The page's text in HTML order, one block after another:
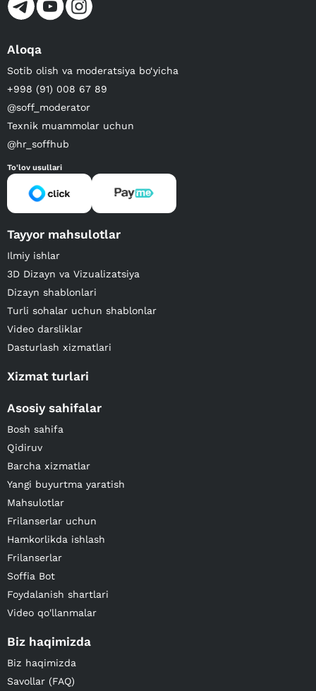
Aloqa
Sotib olish va moderatsiya bo‘yicha
+998 (91) 008 67 89
@soff_moderator
Texnik muammolar uchun
@hr_soffhub
To'lov usullari
Tayyor mahsulotlar
Ilmiy ishlar
3D Dizayn va Vizualizatsiya
Dizayn shablonlari
Turli sohalar uchun shablonlar
Video darsliklar
Dasturlash xizmatlari
Xizmat turlari
Asosiy sahifalar
Bosh sahifa
Qidiruv
Barcha xizmatlar
Yangi buyurtma yaratish
Mahsulotlar
Frilanserlar uchun
Hamkorlikda ishlash
Frilanserlar
Soffia Bot
Foydalanish shartlari
Video qo'llanmalar
Biz haqimizda
Biz haqimizda
Savollar (FAQ)